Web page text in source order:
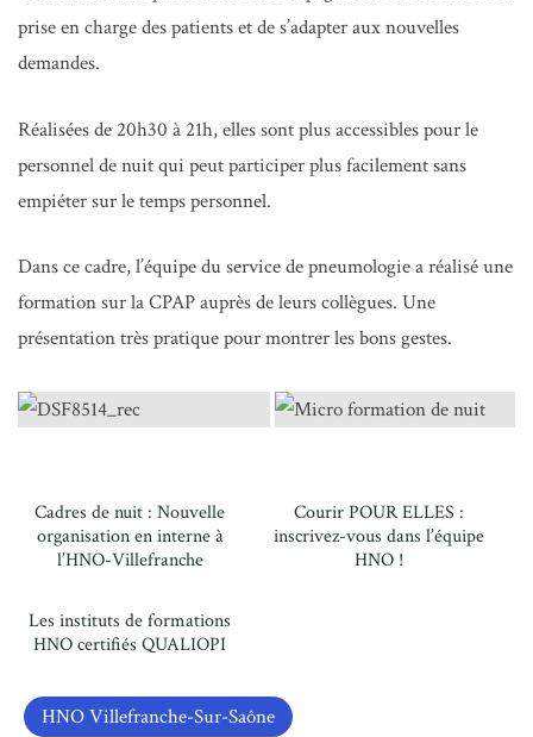
prise en charge des patients et de s’adapter aux nouvelles
demandes.
Réalisées de 20h30 à 21h, elles sont plus accessibles pour le
personnel de nuit qui peut participer plus facilement sans
empiéter sur le temps personnel.
Dans ce cadre, l’équipe du service de pneumologie a réalisé une
formation sur la CPAP auprès de leurs collègues. Une
présentation très pratique pour montrer les bons gestes.
Cadres de nuit : Nouvelle
organisation en interne à
l’HNO-Villefranche
Courir POUR ELLES :
inscrivez-vous dans l’équipe
HNO !
Les instituts de formations
HNO certifiés QUALIOPI
HNO Villefranche-Sur-Saône